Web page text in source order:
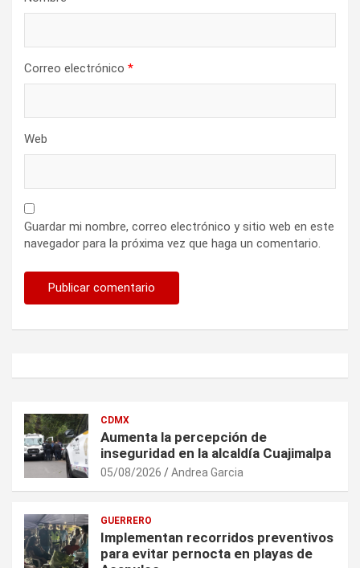
Correo electrónico *
Web
Guardar mi nombre, correo electrónico y sitio web en este
navegador para la próxima vez que haga un comentario.
CDMX
Aumenta la percepción de
inseguridad en la alcaldía Cuajimalpa
05/08/2026 Andrea Garcia
GUERRERO
Implementan recorridos preventivos
para evitar pernocta en playas de